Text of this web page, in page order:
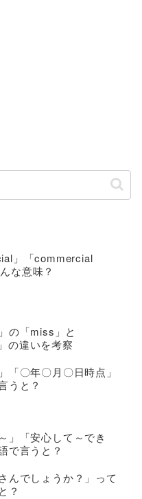
」「commercial
な意味？
の「miss」と
の違いを考察
「〇年〇月〇日時点」
うと？
」「安心して～でき
で言うと？
んでしょうか？」って
？